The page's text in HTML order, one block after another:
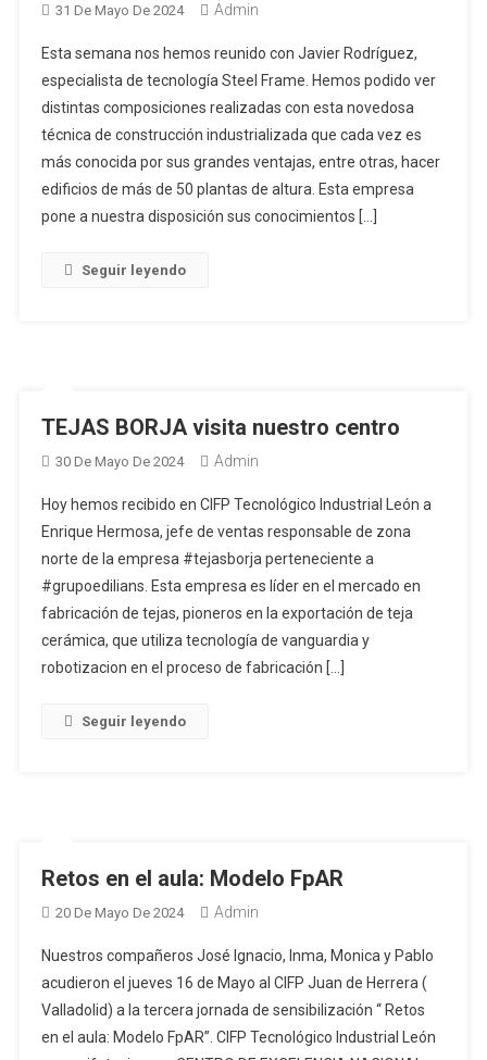
31 De Mayo De 2024 Admin
Esta semana nos hemos reunido con Javier Rodríguez,
especialista de tecnología Steel Frame. Hemos podido ver
distintas composiciones realizadas con esta novedosa
técnica de construcción industrializada que cada vez es
más conocida por sus grandes ventajas, entre otras, hacer
edificios de más de 50 plantas de altura. Esta empresa
pone a nuestra disposición sus conocimientos […]
Seguir leyendo
TEJAS BORJA visita nuestro centro
30 De Mayo De 2024 Admin
Hoy hemos recibido en CIFP Tecnológico Industrial León a
Enrique Hermosa, jefe de ventas responsable de zona
norte de la empresa #tejasborja perteneciente a
#grupoedilians. Esta empresa es líder en el mercado en
fabricación de tejas, pioneros en la exportación de teja
cerámica, que utiliza tecnología de vanguardia y
robotizacion en el proceso de fabricación […]
Seguir leyendo
Retos en el aula: Modelo FpAR
20 De Mayo De 2024 Admin
Nuestros compañeros José Ignacio, Inma, Monica y Pablo
acudieron el jueves 16 de Mayo al CIFP Juan de Herrera (
Valladolid) a la tercera jornada de sensibilización “ Retos
en el aula: Modelo FpAR”. CIFP Tecnológico Industrial León